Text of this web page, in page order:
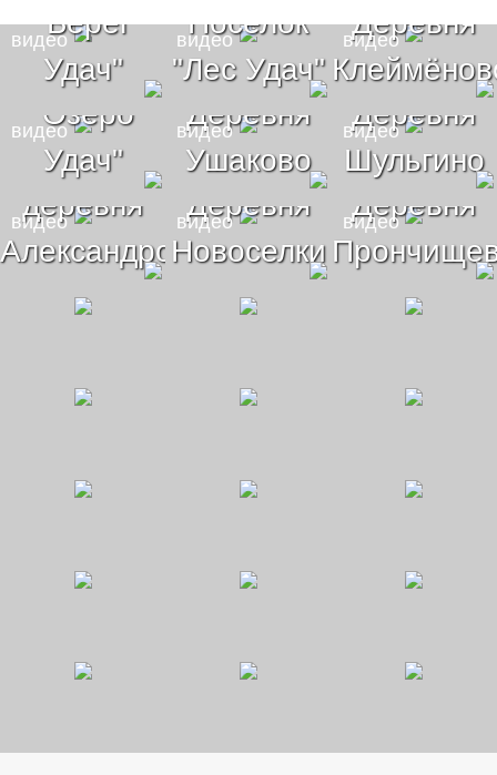
видео
"Берег
Удач"
видео
Поселок
"Лес Удач"
видео
Деревня
видео
Поселок
"Озеро
Удач"
видео
Деревня
Ушаково
видео
Деревня
Шульгино
видео
деревня
Александровка
видео
Деревня
Новоселки
видео
Деревня